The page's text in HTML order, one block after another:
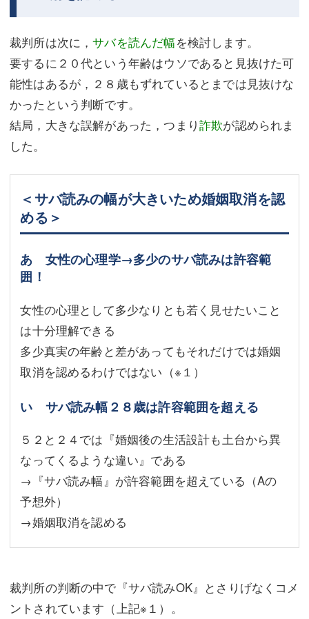
裁判所は次に，サバを読んだ幅を検討します。
要するに２０代という年齢はウソであると見抜けた可
能性はあるが，２８歳もずれているとまでは見抜けな
かったという判断です。
結局，大きな誤解があった，つまり詐欺が認められま
した。
＜サバ読みの幅が大きいため婚姻取消を認
める＞
あ 女性の心理学→多少のサバ読みは許容範
囲！
女性の心理として多少なりとも若く見せたいこと
は十分理解できる
多少真実の年齢と差があってもそれだけでは婚姻
取消を認めるわけではない （※１）
い サバ読み幅２８歳は許容範囲を超える
５２と２４では『婚姻後の生活設計も土台から異
なってくるような違い』である
→『サバ読み幅』が許容範囲を超えている（Aの
予想外）
→婚姻取消を認める
裁判所の判断の中で『サバ読みOK』とさりげなくコメ
ントされています（上記※１）。